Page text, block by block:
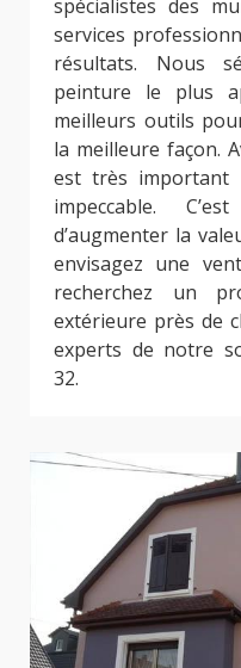
spécialistes des
services
résultats. Nous
peinture le plus
meilleurs outils
la meilleure façon.
est très important
impeccable.
d’augmenter la
envisagez une
recherchez un
extérieure près de
experts de notre
32.